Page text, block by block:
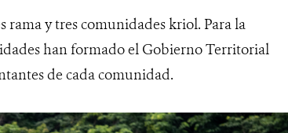
y tres comunidades kriol. Para la
han formado el Gobierno Territorial
de cada comunidad.